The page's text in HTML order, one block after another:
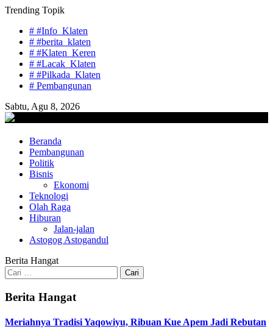
Skip
content
Trending Topik
# #Info_Klaten
# #berita_klaten
# #Klaten_Keren
# #Lacak_Klaten
# #Pilkada_Klaten
# Pembangunan
Sabtu, Agu 8, 2026
lacaknews.com
Lacak Gaya Baru
Beranda
Pembangunan
Politik
Bisnis
Ekonomi
Teknologi
Olah Raga
Hiburan
Jalan-jalan
Astogog Astogandul
Berita Hangat
Cari
untuk:
Berita Hangat
Meriahnya Tradisi Yaqowiyu, Ribuan Kue Apem Jadi Rebutan